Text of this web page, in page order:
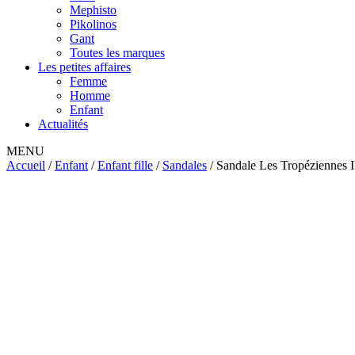
Mephisto
Pikolinos
Gant
Toutes les marques
Les petites affaires
Femme
Homme
Enfant
Actualités
MENU
Accueil /Enfant /Enfant fille / Sandales / Sandale Les Tropéziennes